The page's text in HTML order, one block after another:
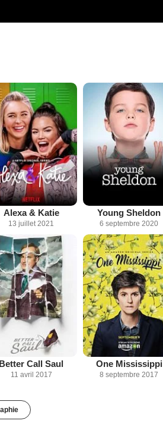
Alexa & Katie
13 juillet 2021
Young Sheldon
6 septembre 2020
Better Call Saul
11 avril 2017
One Mississippi
8 septembre 2017